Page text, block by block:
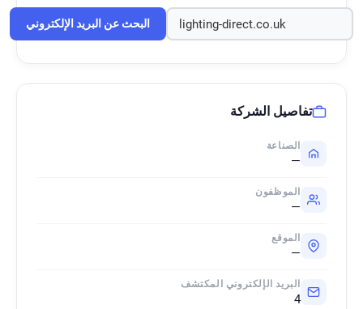
البحث عن البريد الإلكتروني
تفاصيل الشركة
الصناعة
—
الموظفون
—
الموقع
—
البريد الإلكتروني المكتشف
4